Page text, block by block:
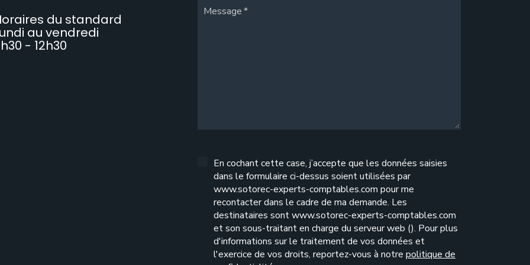
du standard
au vendredi
- 12h30
Message
En cochant cette case, j’accepte que les données saisies
dans le formulaire ci-dessus soient utilisées par
www.sotorec-experts-comptables.com pour me
recontacter dans le cadre de ma demande. Les
destinataires sont www.sotorec-experts-comptables.com
et son sous-traitant en charge du serveur web (). Pour plus
d'informations sur le traitement de vos données et
l'exercice de vos droits, reportez-vous à notre politique de